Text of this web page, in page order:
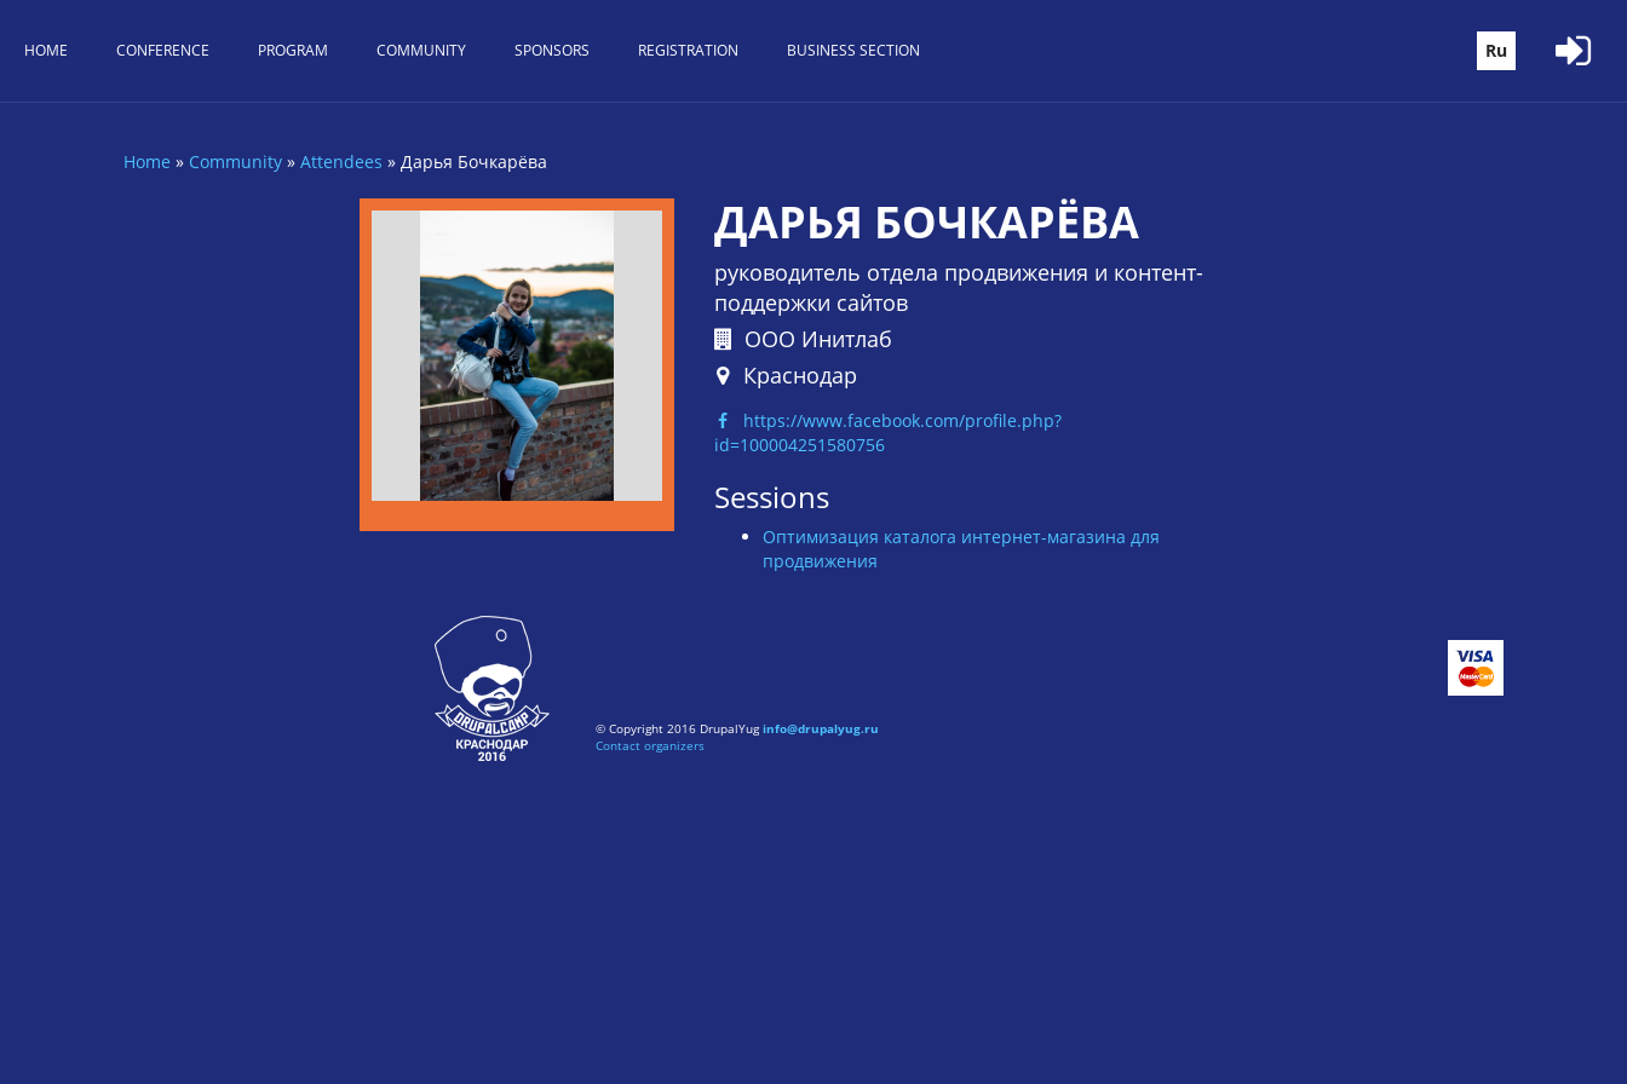
HOME CONFERENCE PROGRAM COMMUNITY SPONSORS REGISTRATION BUSINESS SECTION Ru
Home » Community » Attendees » Дарья Бочкарёва
ДАРЬЯ БОЧКАРЁВА
руководитель отдела продвижения и контент-
поддержки сайтов
ООО Инитлаб
Краснодар
https://www.facebook.com/profile.php?
id=100004251580756
Оптимизация каталога интернет-магазина для
продвижения
© Copyright 2016 DrupalYuginfo@drupalyug.ru
Contact organizers